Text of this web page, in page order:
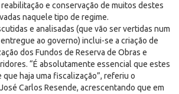
e conservação de muitos destes
naquele tipo de regime.
e analisadas (que vão ser vertidas num
ao governo) inclui-se a criação de
dos Fundos de Reserva de Obras e
“É absolutamente essencial que estes
haja uma fiscalização”, referiu o
Carlos Resende, acrescentando que em